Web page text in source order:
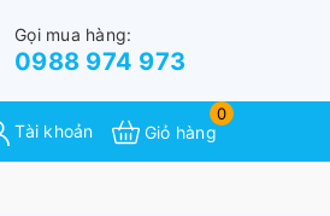
Gọi mua hàng:
0988 974 973
Tài khoản
0
Giỏ hàng